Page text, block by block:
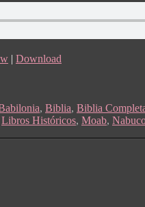
| Download
, Biblia, Biblia
Libros Históricos, Moab,